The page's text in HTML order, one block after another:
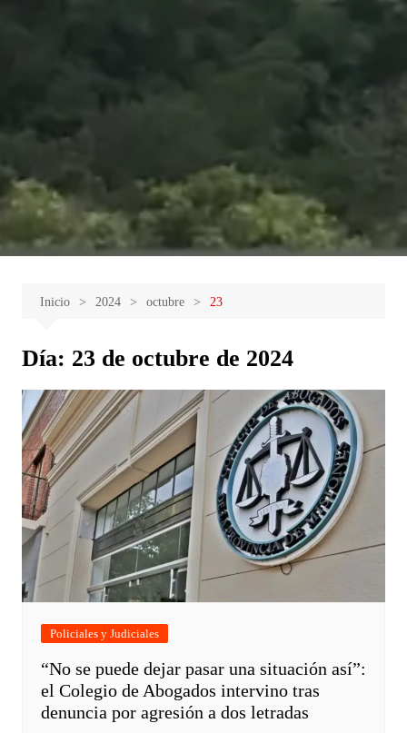
Inicio 2024 octubre 23
Día: 23 de octubre de 2024
Policiales y Judiciales
“No se puede dejar pasar una situación así”:
el Colegio de Abogados intervino tras
denuncia por agresión a dos letradas